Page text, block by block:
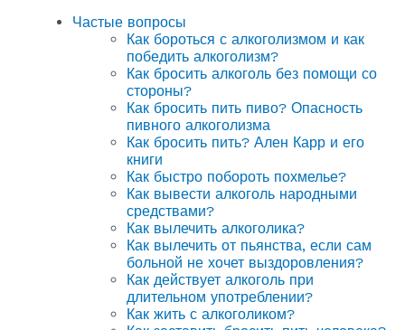
Частые вопросы
Как бороться с алкоголизмом и как
победить алкоголизм?
Как бросить алкоголь без помощи со
стороны?
Как бросить пить пиво? Опасность
пивного алкоголизма
Как бросить пить? Ален Карр и его
книги
Как быстро побороть похмелье?
Как вывести алкоголь народными
средствами?
Как вылечить алкоголика?
Как вылечить от пьянства, если сам
больной не хочет выздоровления?
Как действует алкоголь при
длительном употреблении?
Как жить с алкоголиком?